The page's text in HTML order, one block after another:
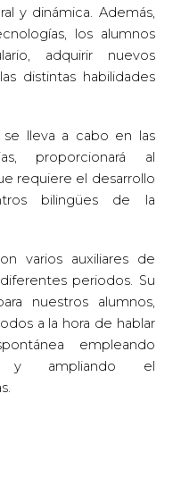
y dinámica. Además,
los alumnos
adquirir nuevos
distintas habilidades
se lleva a cabo en las
proporcionará al
requiere el desarrollo
bilingües de la
varios auxiliares de
periodos. Su
nuestros alumnos,
a la hora de hablar
empleando
y ampliando el